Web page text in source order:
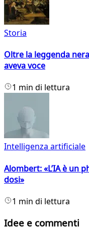
Storia
Oltre la leggenda
aveva voce
1 min di lettura
Intelligenza artificiale
Alombert: «L’IA è un
dosi»
1 min di lettura
Idee e commenti